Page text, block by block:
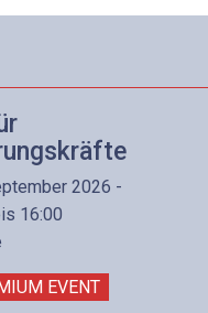
2026 -
16:00
EVENT